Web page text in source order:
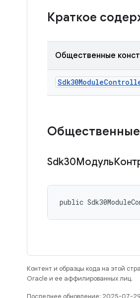
Краткое
Общественные
Sdk30Module
public
Контент и образцы кода на этой
Oracle и ее аффилированных лиц.
Последнее обновление: 2025-07-